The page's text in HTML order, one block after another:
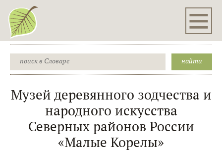
Музей деревянного зодчества и
народного искусства
Северных районов России
«Малые Корелы»